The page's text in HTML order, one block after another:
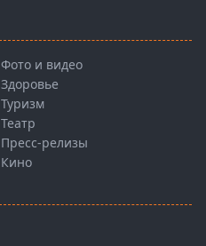
Фото и видео
Здоровье
Туризм
Театр
Пресс-релизы
Кино